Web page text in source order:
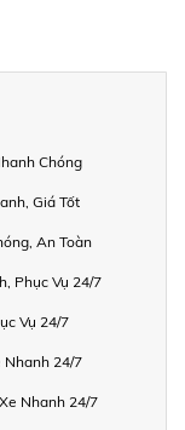
Chóng
Giá Tốt
An Toàn
Phục Vụ 24/7
Vụ 24/7
Nhanh 24/7
Nhanh 24/7